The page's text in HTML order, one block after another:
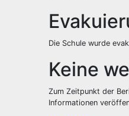
Die Schule wurde
Keine
Zum Zeitpunkt der
Informationen